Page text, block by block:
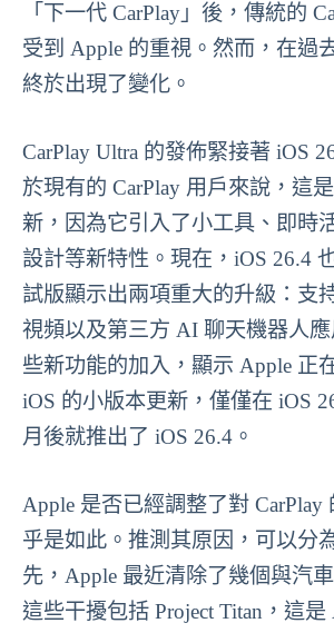
「下一代 CarPlay」後，傳統的
受到 Apple 的重視。然而，在過
終於出現了變化。
CarPlay Ultra 的發佈緊接著 iOS
於現有的 CarPlay 用戶來說，這
新，因為它引入了小工具、即時
設計等新特性。現在，iOS 26.4
試版顯示出兩項重大的升級：支
視頻以及第三方 AI 聊天機器人
些新功能的加入，顯示 Apple 正
iOS 的小版本更新，僅僅在 iOS
月後就推出了 iOS 26.4。
Apple 是否已經調整了對 CarPlay
乎是如此。推測其原因，可以分
先，Apple 最近清除了幾個與汽
這些干擾包括 Project Titan，這